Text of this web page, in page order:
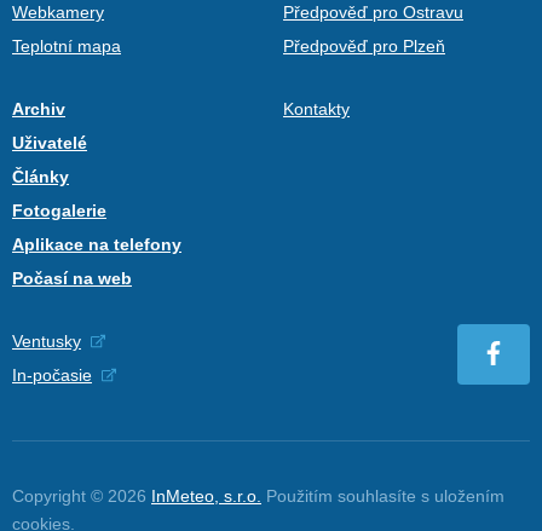
Webkamery
Teplotní mapa
Předpověď pro Ostravu
Předpověď pro Plzeň
Archiv
Uživatelé
Články
Fotogalerie
Aplikace na telefony
Počasí na web
Kontakty
Ventusky
In-počasie
Copyright © 2026 InMeteo, s.r.o. Použitím souhlasíte s uložením
cookies